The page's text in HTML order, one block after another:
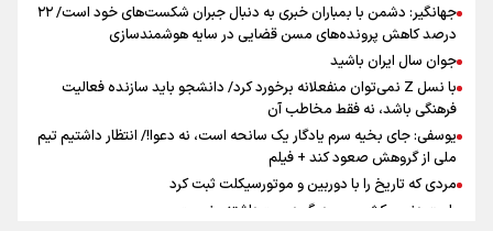
اینفو برنا / جدول کامل فاصله مرز شلمچه تا شهرهای زیارتی
عراق
جهانگیر: دشمن با بمباران خبری به دنبال جبران شکست‌های خود است/ ۲۲
درصد کاهش پرونده‌های مسن قضایی در سایه هوشمندسازی
جوان سال ایران باشید
با نسل Z نمی‌توان منفعلانه برخورد کرد/ دانشجو باید سازنده فعالیت
فرهنگی باشد، نه فقط مخاطب آن
یوسفی: جای بخیه سرم یادگار یک سانحه است، نه دعوا!/ انتظار داشتیم تیم
ملی از گروهش صعود کند + فیلم
مردی که تاریخ را با دوربین و موتورسیکلت ثبت کرد
رابرت دنیرو: کشور من دیگر دوست‌داشتنی نیست